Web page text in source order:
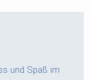
und Spaß im